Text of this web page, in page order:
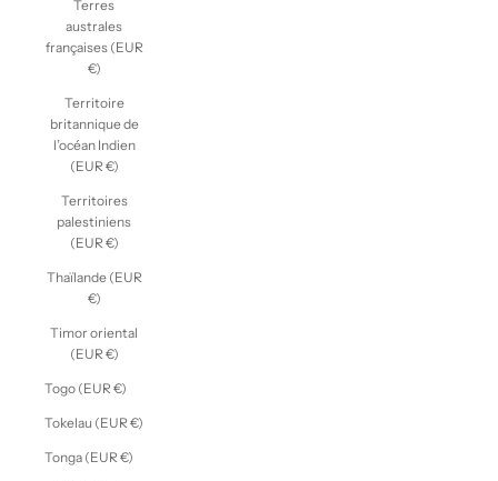
Terres
australes
françaises (EUR
€)
Territoire
britannique de
l’océan Indien
(EUR €)
Territoires
palestiniens
(EUR €)
Thaïlande (EUR
€)
Timor oriental
(EUR €)
Togo (EUR €)
Tokelau (EUR €)
Tonga (EUR €)